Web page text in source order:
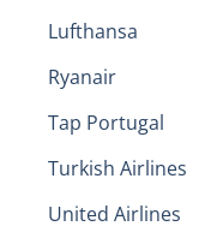
Lufthansa
Ryanair
Tap Portugal
Turkish Airlines
United Airlines